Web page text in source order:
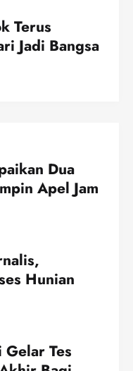
Terus
Jadi Bangsa
Dua
Apel Jam
Hunian
Tes